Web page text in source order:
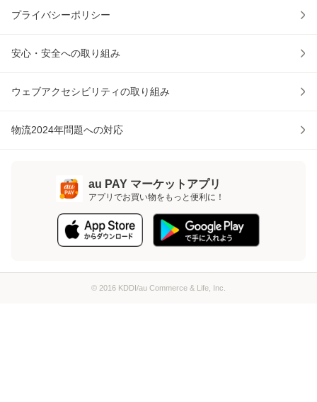
プライバシーポリシー
安心・安全への取り組み
ウェブアクセシビリティの取り組み
物流2024年問題への対応
au PAY マーケットアプリ
アプリでお買い物をもっと便利に！
© 2016 KDDI/au Commerce & Life, Inc.